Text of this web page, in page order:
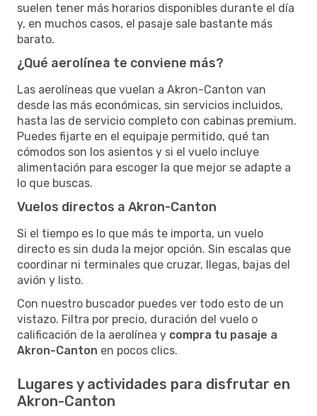
suelen tener más horarios disponibles durante el día
y, en muchos casos, el pasaje sale bastante más
barato.
¿Qué aerolínea te conviene más?
Las aerolíneas que vuelan a Akron-Canton van
desde las más económicas, sin servicios incluidos,
hasta las de servicio completo con cabinas premium.
Puedes fijarte en el equipaje permitido, qué tan
cómodos son los asientos y si el vuelo incluye
alimentación para escoger la que mejor se adapte a
lo que buscas.
Vuelos directos a Akron-Canton
Si el tiempo es lo que más te importa, un vuelo
directo es sin duda la mejor opción. Sin escalas que
coordinar ni terminales que cruzar, llegas, bajas del
avión y listo.
Con nuestro buscador puedes ver todo esto de un
vistazo. Filtra por precio, duración del vuelo o
calificación de la aerolínea y compra tu pasaje a
Akron-Canton en pocos clics.
Lugares y actividades para disfrutar en
Akron-Canton